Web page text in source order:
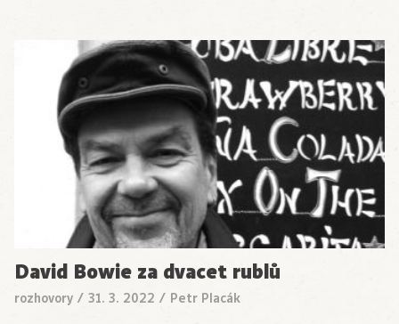
David Bowie za dvacet rublů
rozhovory / 31. 3. 2022 / Petr Placák